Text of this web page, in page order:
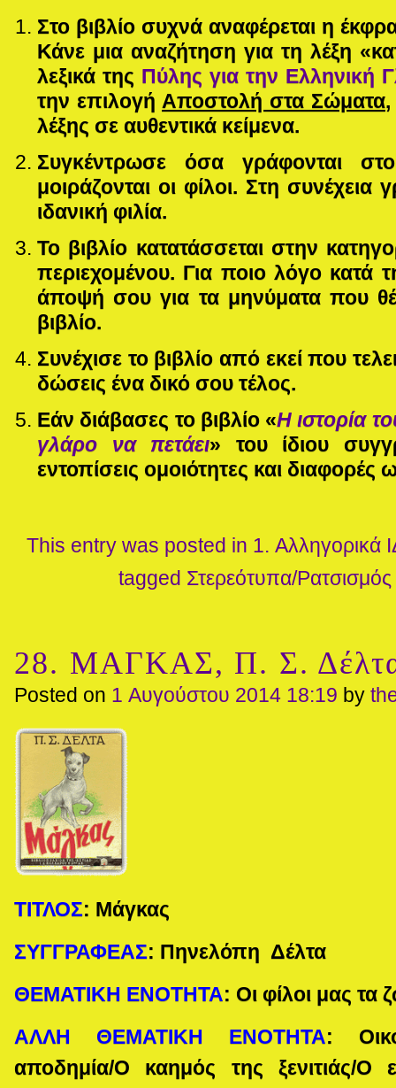
Στο βιβλίο συχνά αναφέρεται η
Κάνε μια αναζήτηση για τη λέξη
λεξικά της Πύλης για την Ελληνική
την επιλογή Αποστολή στα Σώματα,
λέξης σε αυθεντικά κείμενα.
Συγκέντρωσε όσα γράφονται
μοιράζονται οι φίλοι. Στη συνέχεια
ιδανική φιλία.
Το βιβλίο κατατάσσεται στην
περιεχομένου. Για ποιο λόγο
άποψή σου για τα μηνύματα που
βιβλίο.
Συνέχισε το βιβλίο από εκεί που
δώσεις ένα δικό σου τέλος.
Εάν διάβασες το βιβλίο «Η ιστορία
γλάρο να πετάει» του ίδιου
εντοπίσεις ομοιότητες και
This entry was posted in 1. Αλληγορικά
tagged Στερεότυπα/Ρατσισμός
28. ΜΑΓΚΑΣ, Π. Σ.
Posted on 1 Αυγούστου 2014 18:19 by
ΤΙΤΛΟΣ: Μάγκας
ΣΥΓΓΡΑΦΕΑΣ: Πηνελόπη Δέλτα
ΘΕΜΑΤΙΚΗ ΕΝΟΤΗΤΑ: Οι φίλοι μας τα
ΑΛΛΗ ΘΕΜΑΤΙΚΗ ΕΝΟΤΗΤΑ:
αποδημία/Ο καημός της ξενιτιάς/